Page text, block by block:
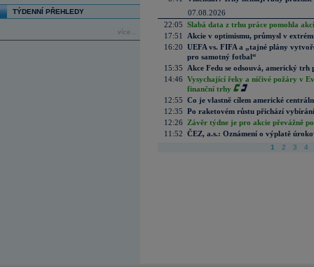
TÝDENNÍ PŘEHLEDY
více...
07.08.2026
22:05 Slabá data z trhu práce pomohla
17:51
Akcie v optimismu, průmysl v
16:20 UEFA vs. FIFA a „tajné plány
pro samotný fotbal“
15:35
Akce Fedu se odsouvá, americký
14:46 Vysychající řeky a ničivé požáry v
finanční trhy
12:55 Co je vlastně cílem americké
12:35 Po raketovém růstu přichází
12:26
Závěr týdne je pro akcie převážně
11:52 ČEZ, a.s.: Oznámení o výplatě
1 2 3 4